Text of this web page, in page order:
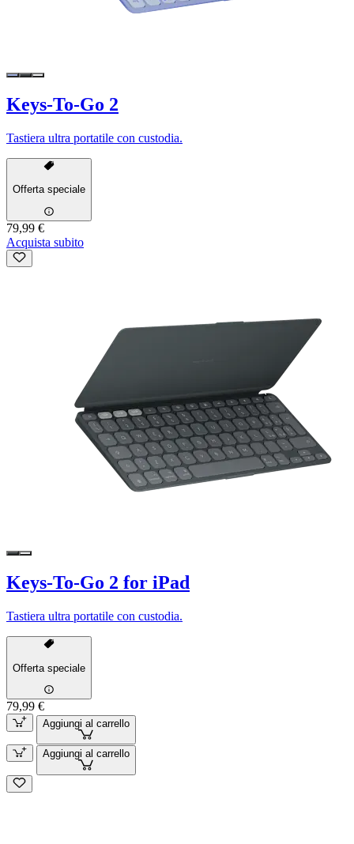
Keys-To-Go 2
Tastiera ultra portatile con custodia.
Offerta speciale
79,99 €
Acquista subito
Keys-To-Go 2 for iPad
Tastiera ultra portatile con custodia.
Offerta speciale
79,99 €
Aggiungi al carrello
Aggiungi al carrello